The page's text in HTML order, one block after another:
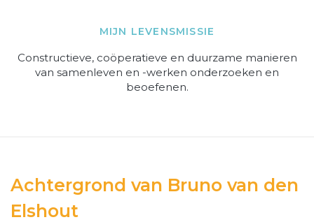
MIJN LEVENSMISSIE
Constructieve, coöperatieve en duurzame manieren
van samenleven en -werken onderzoeken en
beoefenen.
Achtergrond van Bruno van den
Elshout